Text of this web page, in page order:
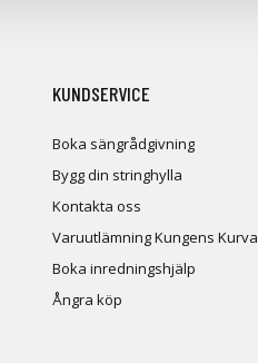
KUNDSERVICE
Boka sängrådgivning
Bygg din stringhylla
Kontakta oss
Varuutlämning Kungens Kurva
Boka inredningshjälp
Ångra köp